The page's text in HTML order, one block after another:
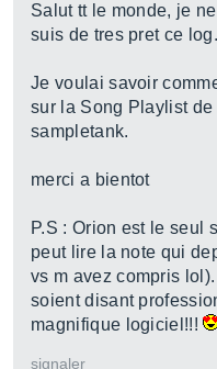
Salut tt le monde, je
suis de tres pret ce log.
Je voulai savoir
sur la Song Playlist
sampletank.
merci a bientot
P.S : Orion est le seul
peut lire la note qui
vs m avez compris
soient disant
magnifique logiciel!!!
signaler